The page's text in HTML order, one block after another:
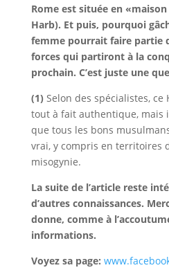
Rome est située en
Harb). Et puis, pourquoi
femme pourrait faire partie
forces qui partiront à la
prochain. C’est juste une
(1) Selon des spécialistes,
tout à fait authentique, mais
que tous les bons
vrai, y compris en territoires
misogynie.
La suite de l’article reste
d’autres connaissances.
donne, comme à
informations.
Voyez sa page: